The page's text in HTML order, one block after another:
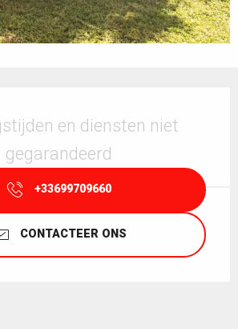
en diensten niet
gegarandeerd
+33699709660
CONTACTEER ONS